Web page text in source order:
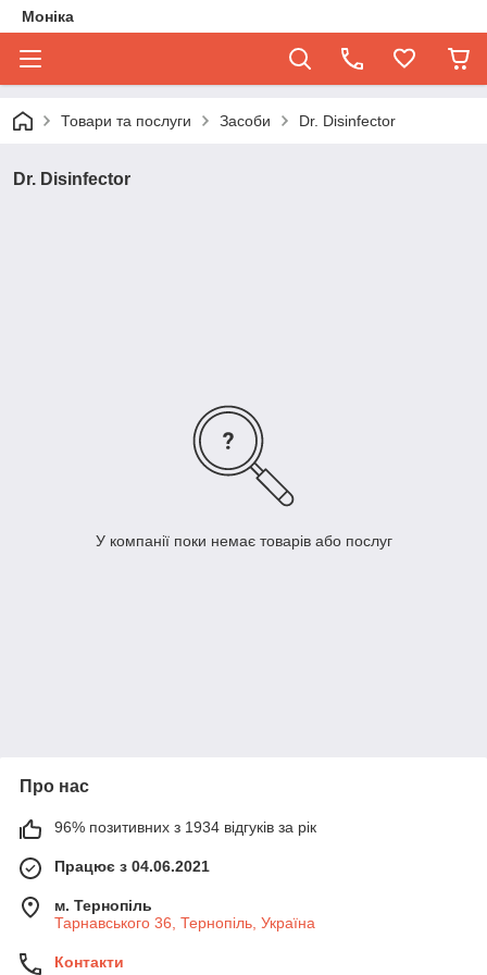
Моніка
Товари та послуги Засоби Dr. Disinfector
Dr. Disinfector
У компанії поки немає товарів або послуг
Про нас
96% позитивних з 1934 відгуків за рік
Працює з 04.06.2021
м. Тернопіль
Тарнавського 36, Тернопіль, Україна
Контакти